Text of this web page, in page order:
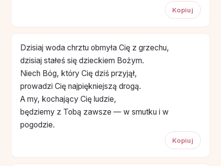
Kopiuj
Dzisiaj woda chrztu obmyła Cię z grzechu,
dzisiaj stałeś się dzieckiem Bożym.
Niech Bóg, który Cię dziś przyjął,
prowadzi Cię najpiękniejszą drogą.
A my, kochający Cię ludzie,
będziemy z Tobą zawsze — w smutku i w
pogodzie.
Kopiuj